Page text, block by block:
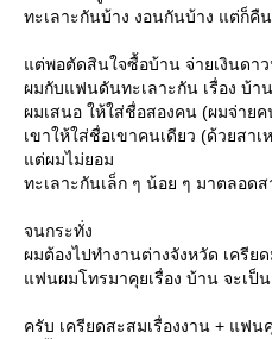
ทะเลาะกันบ้าง งอนกันบ้าง แต่ก็คื
ต่พอตัดสินใจซื้อบ้าน จ่ายเงินดาว
ผมกับแฟนดันทะเลาะกัน เรื่อง บ้า
ผมเสนอ ให้ใส่ชื่อสองคน (ผมจ่ายค
เขาให้ใส่ชื่อเขาคนเดียว (ด้วยสา
ต่ผมไม่ยอม
ทะเลาะกันเล็ก ๆ น้อย ๆ มาตลอด
จนกระทั่ง
ผมต้องไปทำงานต่างจังหวัด เครีย
ฟนผมโทรมาคุยเรื่อง บ้าน จะเป็
ครับ เครียดสะสมเรื่องงาน + แฟน